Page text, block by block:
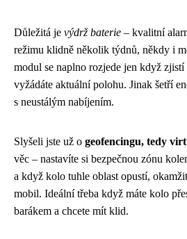
Důležitá je výdrž baterie – kvalitní
režimu klidně několik týdnů, někdy i
modul se naplno rozjede jen když
vyžádáte aktuální polohu. Jinak šetří
s neustálým nabíjením.
Slyšeli jste už o geofencingu, tedy
věc – nastavíte si bezpečnou zónu
a když kolo tuhle oblast opustí,
mobil. Ideální třeba když máte kolo
barákem a chcete mít klid.